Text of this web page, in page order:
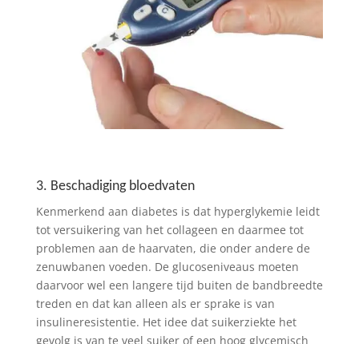
3. Beschadiging bloedvaten
Kenmerkend aan diabetes is dat hyperglykemie leidt
tot versuikering van het collageen en daarmee tot
problemen aan de haarvaten, die onder andere de
zenuwbanen voeden. De glucoseniveaus moeten
daarvoor wel een langere tijd buiten de bandbreedte
treden en dat kan alleen als er sprake is van
insulineresistentie. Het idee dat suikerziekte het
gevolg is van te veel suiker of een hoog glycemisch